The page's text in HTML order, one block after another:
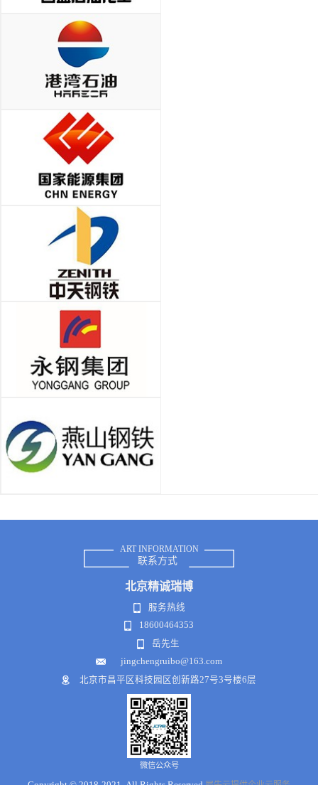
ART INFORMATION
联系方式
北京精诚瑞博
服务热线
18600464353
岳先生
jingchengruibo@163.com
北京市昌平区科技园区创新路27号3号楼6层
微信公众号